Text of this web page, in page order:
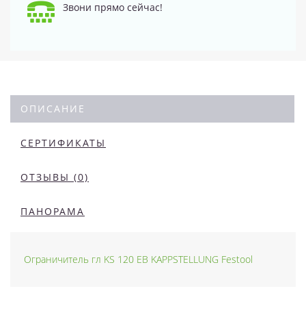
Звони прямо сейчас!
ОПИСАНИЕ
СЕРТИФИКАТЫ
ОТЗЫВЫ (0)
ПАНОРАМА
Ограничитель гл KS 120 EB KAPPSTELLUNG Festool